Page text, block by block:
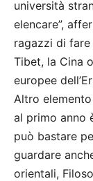
università
elencare”,
ragazzi di
Tibet, la Cina
europee
Altro
al primo anno
può bastare
guardare
orientali,